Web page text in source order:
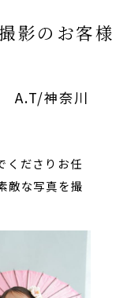
影のお客様
A.T/神奈川
くださりお任
敵な写真を撮